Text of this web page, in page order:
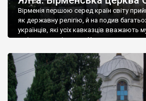
Вірменія першою серед країн світу
як державну релігію, й на подив
українців, які усіх кавказців вважають
є відданими вірянами Христа